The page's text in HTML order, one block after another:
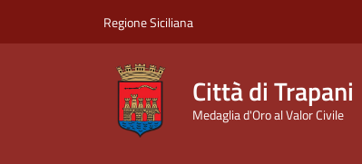
Regione Siciliana
Città di Trapani
Medaglia d'Oro al Valor Civile